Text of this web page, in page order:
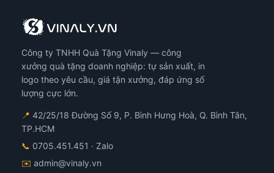
Công ty TNHH Quà Tặng Vinaly — công
xưởng quà tặng doanh nghiệp: tự sản xuất, in
logo theo yêu cầu, giá tận xưởng, đáp ứng số
lượng cực lớn.
📍 42/25/18 Đường Số 9, P. Bình Hưng Hoà, Q. Bình Tân,
TP.HCM
📞 0705.451.451 · Zalo
✉️ admin@vinaly.vn